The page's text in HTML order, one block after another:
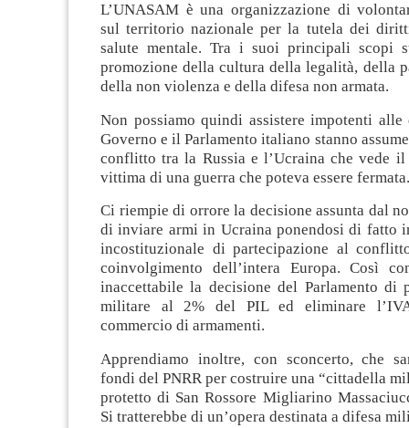
L’UNASAM è una organizzazione di
sul territorio nazionale per la tutela dei
salute mentale. Tra i suoi principali scopi
promozione della cultura della legalità, della
della non violenza e della difesa non armata.
Non possiamo quindi assistere impotenti
Governo e il Parlamento italiano stanno
conflitto tra la Russia e l’Ucraina che vede
vittima di una guerra che poteva essere fermata.
Ci riempie di orrore la decisione assunta dal
di inviare armi in Ucraina ponendosi di fatto
incostituzionale di partecipazione al
coinvolgimento dell’intera Europa. Così
inaccettabile la decisione del Parlamento di
militare al 2% del PIL ed eliminare
commercio di armamenti.
Apprendiamo inoltre, con sconcerto, che
fondi del PNRR per costruire una “cittadella
protetto di San Rossore Migliarino
Si tratterebbe di un’opera destinata a difesa